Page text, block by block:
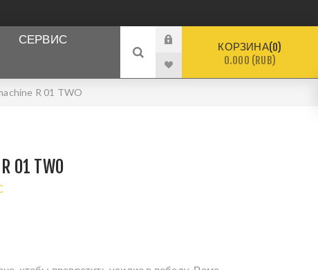
СЕРВИС
КОРЗИНА 0
0.000 (RUB)
R 01 TWO
01 TWO